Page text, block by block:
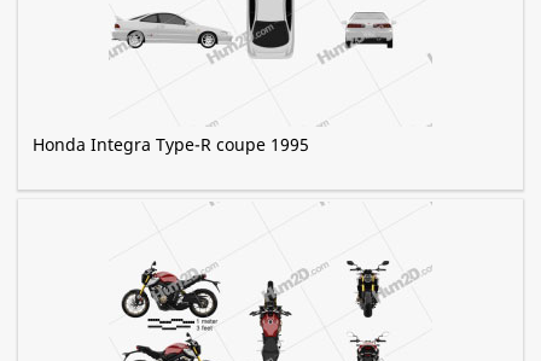
Honda Integra Type-R coupe 1995